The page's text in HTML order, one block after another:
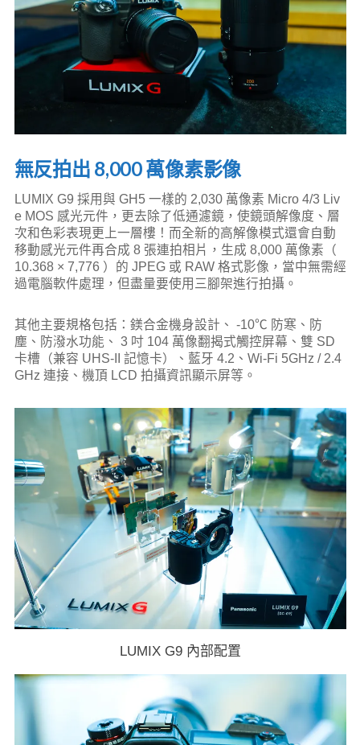
無反拍出 8,000 萬像素影像
LUMIX G9 採用與 GH5 一樣的 2,030 萬像素 Micro 4/3 Liv
e MOS 感光元件，更去除了低通濾鏡，使鏡頭解像度、層
次和色彩表現更上一層樓！而全新的高解像模式還會自動
移動感光元件再合成 8 張連拍相片，生成 8,000 萬像素（
10.368 × 7,776 ）的 JPEG 或 RAW 格式影像，當中無需經
過電腦軟件處理，但盡量要使用三腳架進行拍攝。
其他主要規格包括：鎂合金機身設計、 -10℃ 防寒、防
塵、防潑水功能、 3 吋 104 萬像翻揭式觸控屏幕、雙 SD
卡槽（兼容 UHS-II 記憶卡）、藍牙 4.2、Wi-Fi 5GHz / 2.4
GHz 連接、機頂 LCD 拍攝資訊顯示屏等。
LUMIX G9 內部配置